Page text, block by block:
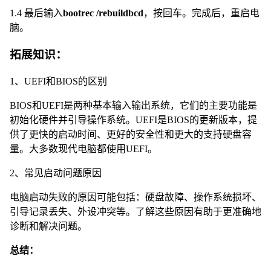
1.4 最后输入bootrec /rebuildbcd，按回车。完成后，重启电
脑。
拓展知识：
1、UEFI和BIOS的区别
BIOS和UEFI是两种基本输入输出系统，它们的主要功能是
初始化硬件并引导操作系统。UEFI是BIOS的更新版本，提
供了更快的启动时间、更好的安全性和更大的支持硬盘容
量。大多数现代电脑都使用UEFI。
2、常见启动问题原因
电脑启动失败的原因可能包括：硬盘故障、操作系统损坏、
引导记录丢失、外设冲突等。了解这些原因有助于更准确地
诊断和解决问题。
总结：